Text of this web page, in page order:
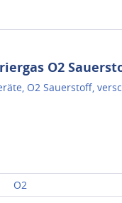
O2
O2 Sauerstoff,
O2